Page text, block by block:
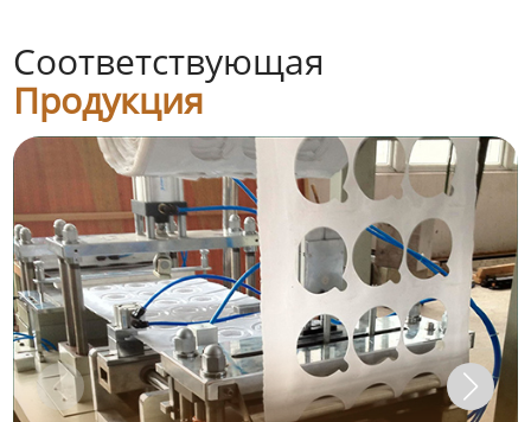
Соответствующая
Продукция